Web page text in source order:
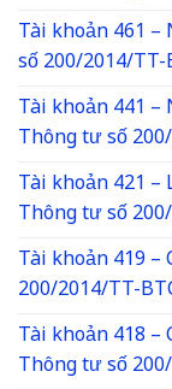
Tài khoản 461
số 200/2014/TT-
Tài khoản 441
Thông tư số
Tài khoản 421
Thông tư số
Tài khoản 419
200/2014/TT-
Tài khoản 418 –
Thông tư số